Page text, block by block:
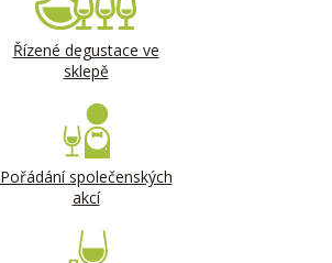
Řízené degustace ve
sklepě
Pořádání společenských
akcí